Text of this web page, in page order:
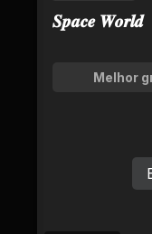
𝑺𝒑𝒂𝒄𝒆 𝑾𝒐𝒓𝒍𝒅
Melhor